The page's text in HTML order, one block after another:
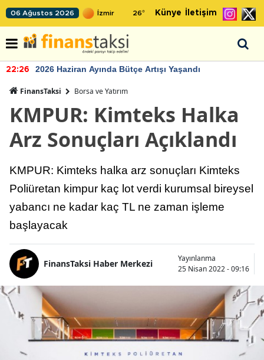
06 Ağustos 2026 26° Künye İletişim
22:26 2026 Haziran Ayında Bütçe Artışı Yaşandı
FinansTaksi Borsa ve Yatırım
KMPUR: Kimteks Halka
Arz Sonuçları Açıklandı
KMPUR: Kimteks halka arz sonuçları Kimteks
Poliüretan kimpur kaç lot verdi kurumsal bireysel
yabancı ne kadar kaç TL ne zaman işleme
başlayacak
FinansTaksi Haber Merkezi
Yayınlanma
25 Nisan 2022 - 09:16